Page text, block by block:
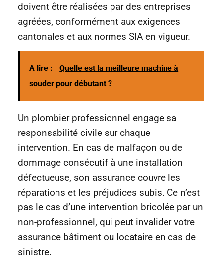
doivent être réalisées par des entreprises
agréées, conformément aux exigences
cantonales et aux normes SIA en vigueur.
A lire :
Quelle est la meilleure machine à
souder pour débutant ?
Un plombier professionnel engage sa
responsabilité civile sur chaque
intervention. En cas de malfaçon ou de
dommage consécutif à une installation
défectueuse, son assurance couvre les
réparations et les préjudices subis. Ce n’est
pas le cas d’une intervention bricolée par un
non-professionnel, qui peut invalider votre
assurance bâtiment ou locataire en cas de
sinistre.